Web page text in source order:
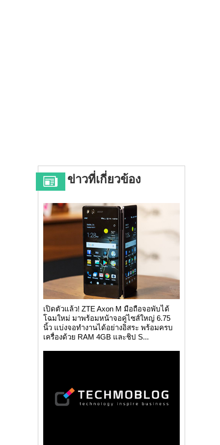
ข่าวที่เกี่ยวข้อง
เปิดตัวแล้ว! ZTE Axon M มือถือจอพับได้
โฉมใหม่ มาพร้อมหน้าจอคู่ไซส์ใหญ่ 6.75
นิ้ว แบ่งจอทำงานได้อย่างอิสระ พร้อมครบ
เครื่องด้วย RAM 4GB และชิป S...